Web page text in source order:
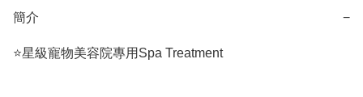
簡介 −
⭐️星級寵物美容院專用Spa Treatment